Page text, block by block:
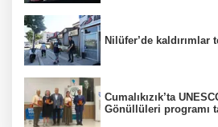
Nilüfer’de kaldırımlar
Cumalıkızık’ta
Gönüllüleri programı